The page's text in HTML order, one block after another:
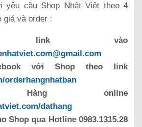
yêu cầu Shop Nhật Việt theo 4
giá và order :
link vào
với Shop theo link
orderhangnhatban
online
dathang
Shop qua Hotline 0983.1315.28